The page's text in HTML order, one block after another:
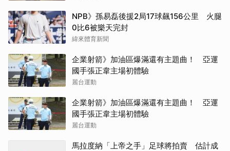
NPB》孫易磊後援2局17球飆156公里 火腿
0比6被樂天完封
緯來體育新聞
企業射箭》加油區爆滿還有主題曲！ 亞運
國手張正韋主場初體驗
麗台運動
企業射箭》加油區爆滿還有主題曲！ 亞運
國手張正韋主場初體驗
麗台運動
馬拉度納「上帝之手」足球將拍賣 估計成